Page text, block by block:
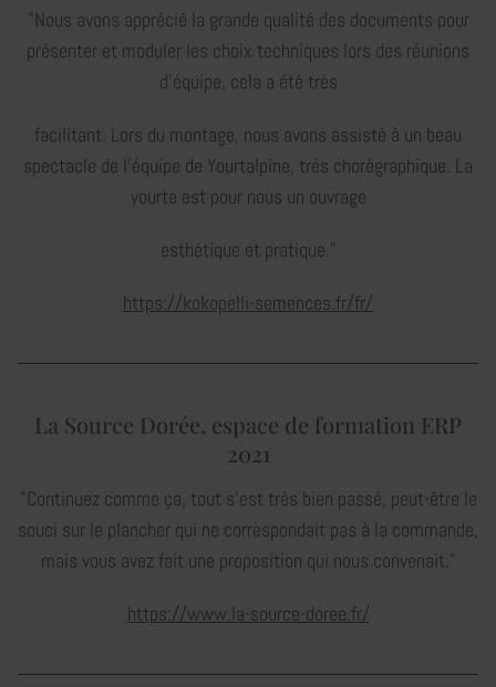
"Nous avons apprécié la grande qualité des documents pour
présenter et moduler les choix techniques lors des réunions
d’équipe, cela a été très
facilitant. Lors du montage, nous avons assisté à un beau
spectacle de l’équipe de Yourtalpine, très chorégraphique. La
yourte est pour nous un ouvrage
esthétique et pratique."
https://kokopelli-semences.fr/fr/
La Source Dorée, espace de formation ERP
2021
"Continuez comme ça, tout s'est très bien passé, peut-être le
souci sur le plancher qui ne correspondait pas à la commande,
mais vous avez fait une proposition qui nous convenait."
https://www.la-source-doree.fr/